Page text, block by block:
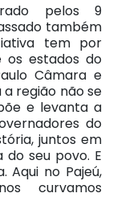
pelos 9
também
tem por
os estados do
Câmara e
região não se
e levanta a
do
juntos em
seu povo. E
Aqui no Pajeú,
curvamos